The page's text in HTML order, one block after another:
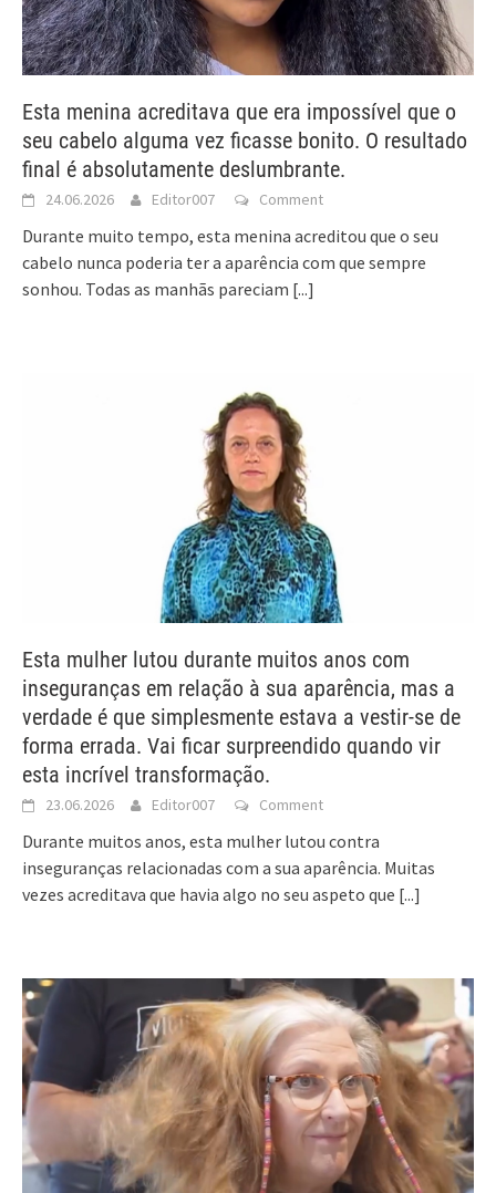
Esta menina acreditava que era impossível que o
seu cabelo alguma vez ficasse bonito. O resultado
final é absolutamente deslumbrante.
24.06.2026 Editor007 Comment
Durante muito tempo, esta menina acreditou que o seu
cabelo nunca poderia ter a aparência com que sempre
sonhou. Todas as manhãs pareciam [...]
Esta mulher lutou durante muitos anos com
inseguranças em relação à sua aparência, mas a
verdade é que simplesmente estava a vestir-se de
forma errada. Vai ficar surpreendido quando vir
esta incrível transformação.
23.06.2026 Editor007 Comment
Durante muitos anos, esta mulher lutou contra
inseguranças relacionadas com a sua aparência. Muitas
vezes acreditava que havia algo no seu aspeto que [...]